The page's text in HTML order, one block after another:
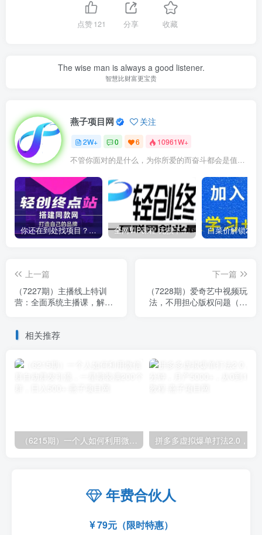
点赞121 分享 收藏
The wise man is always a good listener.
智慧比财富更宝贵
燕子项目网 关注
2W+ 0 6 10961W+
不管你面对的是什么，为你所爱的而奋斗都会是值得的
你还在到处找项目？还在当韭菜？我靠卖项目一个月收入5万+，曾经我也是个失败者。 全网VIP课程 无损下载~
上一篇
（7227期）主播线上特训
营：全面系统主播课，解决
下一篇
（7228期）爱奇艺中视频玩
法，不用担心版权问题（详
相关推荐
年费合伙人
79元（限时特惠）